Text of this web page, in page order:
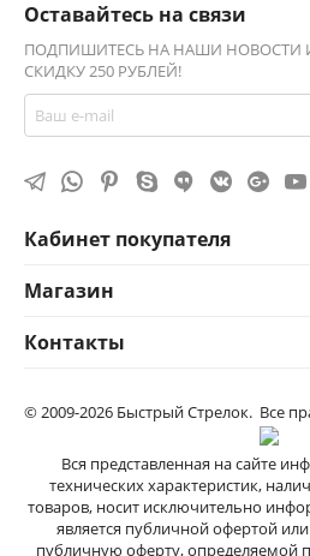
Оставайтесь на связи
ПОДПИШИТЕСЬ НА НАШИ НОВОСТИ
СКИДКУ 250 РУБЛЕЙ!
Кабинет покупателя
Магазин
Контакты
© 2009-2026 Быстрый Стрелок. Все
Вся представленная на сайте
технических характеристик,
товаров, носит исключительно
является публичной офертой
публичную оферту, определяемой